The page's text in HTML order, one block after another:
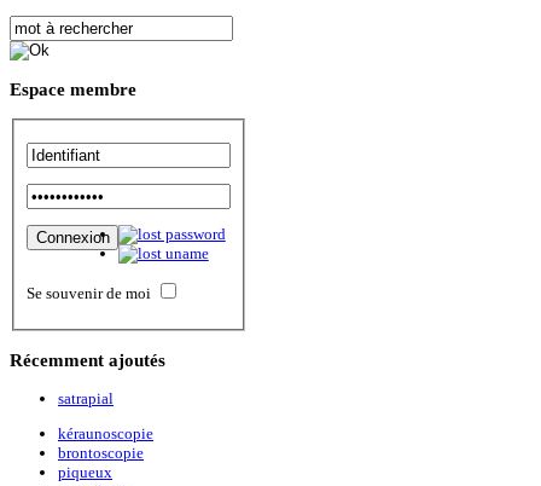
Espace membre
Se souvenir de moi
Récemment ajoutés
satrapial
kéraunoscopie
brontoscopie
piqueux